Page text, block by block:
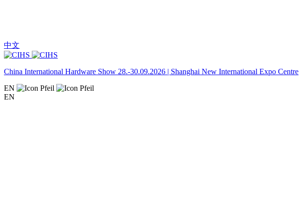
中文
China International Hardware Show 28.-30.09.2026 | Shanghai New International Expo Centre
EN
EN